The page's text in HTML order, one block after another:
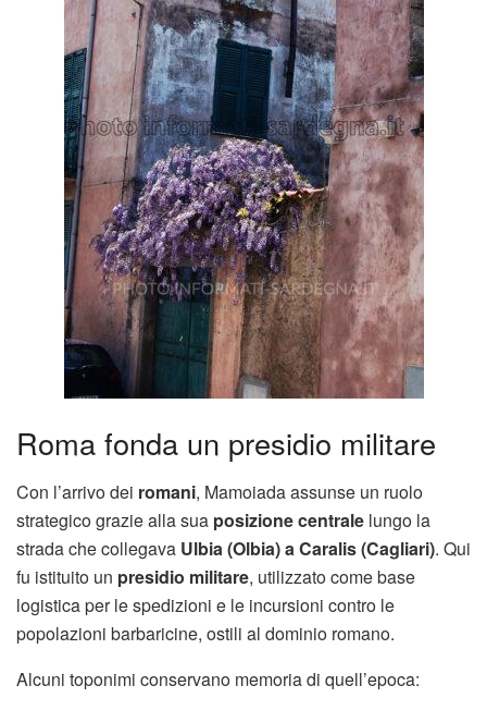
Roma fonda un presidio militare
Con l’arrivo dei romani, Mamoiada assunse un ruolo
strategico grazie alla sua posizione centrale lungo la
strada che collegava Ulbia (Olbia) a Caralis (Cagliari). Qui
fu istituito un presidio militare, utilizzato come base
logistica per le spedizioni e le incursioni contro le
popolazioni barbaricine, ostili al dominio romano.
Alcuni toponimi conservano memoria di quell’epoca: